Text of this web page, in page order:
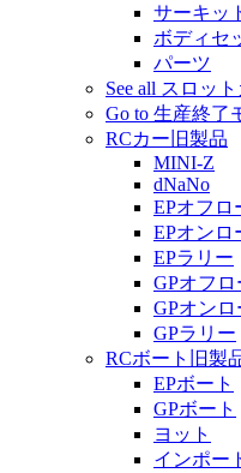
サーキッ
ボディセ
パーツ
See all スロッ
Go to 生産終了
RCカー旧製品
MINI-Z
dNaNo
EPオフロ
EPオンロ
EPラリー
GPオフロ
GPオンロ
GPラリー
RCボート旧製
EPボート
GPボート
ヨット
インポー